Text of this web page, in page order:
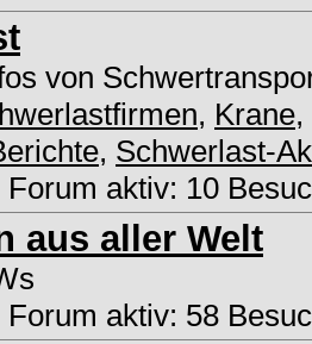
von
, Krane,
, Schwerlast-
aktiv: 10
aus aller Welt
aktiv: 58